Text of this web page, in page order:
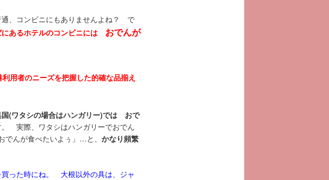
、コンビニにもありませんよね？ で
あるホテルのコンビニには おでんが
用者のニーズを把握した的確な品揃え
(ワタシの場合はハンガリー)では おで
実際、ワタシはハンガリーでおでん
んが食べたいよぅ」…と、 かなり頻繁
った時にね。 大根以外の具は、ジャ